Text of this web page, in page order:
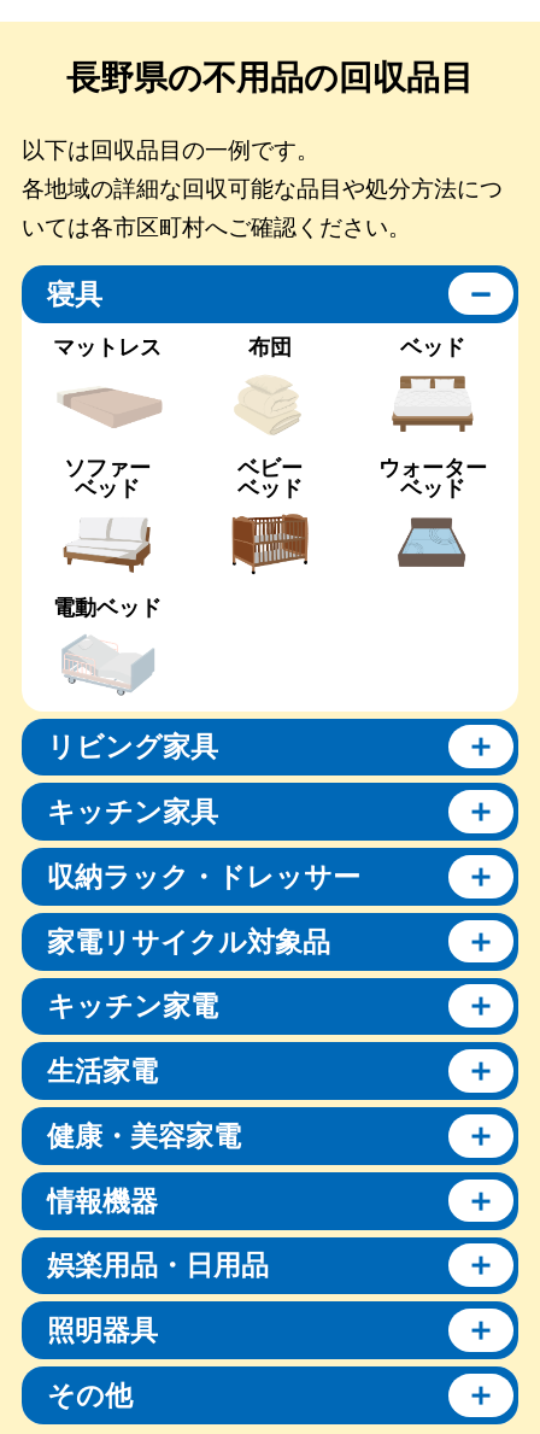
長野県の不用品の回収品目
以下は回収品目の一例です。
各地域の詳細な回収可能な品目や処分方法につ
いては各市区町村へご確認ください。
寝具
マットレス 布団 ベッド
ソファー
ベッド
ベビー
ベッド
ウォーター
ベッド
電動ベッド
リビング家具
キッチン家具
収納ラック・ドレッサー
家電リサイクル対象品
キッチン家電
生活家電
健康・美容家電
情報機器
娯楽用品・日用品
照明器具
その他